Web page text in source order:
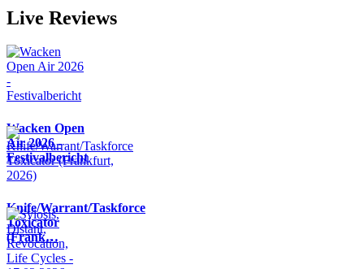
Live Reviews
Wacken Open
Air 2026 -
Festivalbericht
Knife/Warrant/Taskforce
Toxicator
(Frank…